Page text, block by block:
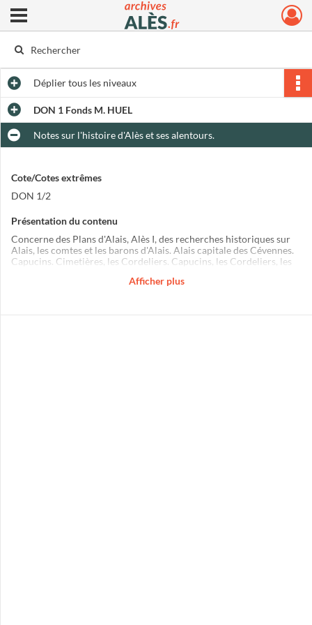
Archives municipales d'Alès
Ouvrir le menu déroulant
Dépliertous les niveaux
DON 1 Fonds M. HUEL
Notes sur l'histoire d'Alès et ses alentours.
Cote/Cotes extrêmes
DON 1/2
Présentation du contenu
Concerne des Plans d'Alais, Alès I, des recherches historiques sur
Alais, les comtes et les barons d'Alais. Alais capitale des Cévennes.
Capucins. Cimetières, les Cordeliers. Capucins, les Cordeliers, les
la restauration peintures murales, l'architecture (Arcs. Voûte), les
Afficher plus